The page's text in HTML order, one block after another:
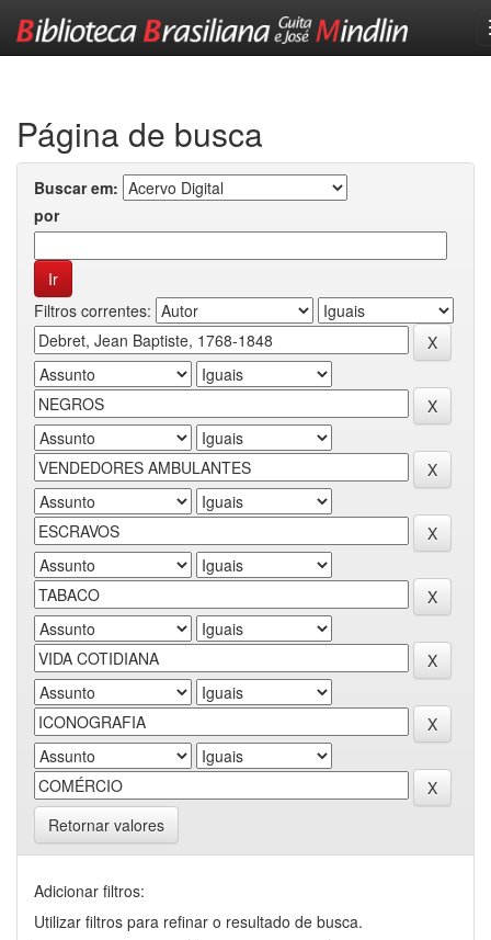
Página de busca
Buscar em:
por
Filtros correntes:
Retornar valores
Adicionar filtros:
Utilizar filtros para refinar o resultado de busca.